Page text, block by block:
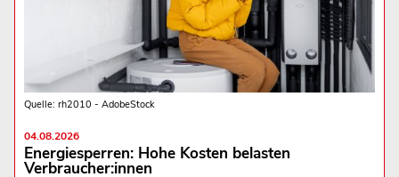
Quelle: rh2010 - AdobeStock
04.08.2026
Energiesperren: Hohe Kosten belasten
Verbraucher:innen